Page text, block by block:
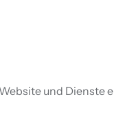
und Dienste